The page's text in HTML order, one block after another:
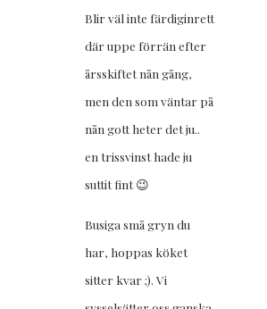
Blir väl inte färdiginrett
där uppe förrän efter
årsskiftet nån gång,
men den som väntar på
nån gott heter det ju..
en trissvinst hade ju
suttit fint 😉
Busiga små gryn du
har, hoppas köket
sitter kvar ;). Vi